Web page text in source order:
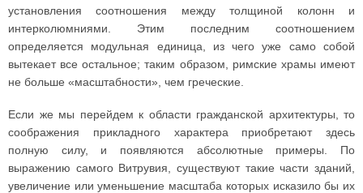
установления соотношения между толщиной колонн и
интерколюмниями. Этим последним соотношением
определяется модульная единица, из чего уже само собой
вытекает все остальное; таким образом, римские храмы имеют
не больше «масштабности», чем греческие.
Если же мы перейдем к области гражданской архитектуры, то
соображения прикладного характера приобретают здесь
полную силу, и появляются абсолютные примеры. По
выражению самого Витрувия, существуют такие части зданий,
увеличение или уменьшение масштаба которых исказило бы их